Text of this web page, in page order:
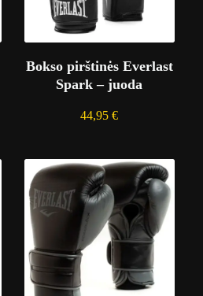
Bokso pirštinės Everlast
Spark – juoda
44,95€